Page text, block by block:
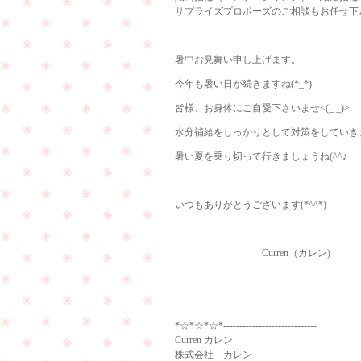
サプライズプロポーズのご相談もお任せ
暑中お見舞い申し上げます。
今年も暑い日が続きますね(*_*)
皆様、お身体にご自愛下さいませ<(_ _)>
水分補給をしっかりとして対策をしてい
暑い夏を乗り切って行きましょうね(^^♪
いつもありがとうございます(*^^*)
Curren（カレン)
*☆*☆*☆*-----------------------------
Curren カレン
株式会社 カレン